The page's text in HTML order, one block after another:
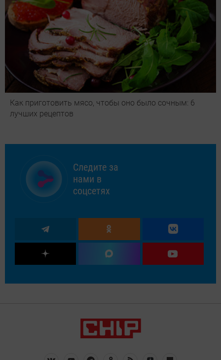
Как приготовить мясо, чтобы оно было сочным: 6
лучших рецептов
Следите за
нами в
соцсетях